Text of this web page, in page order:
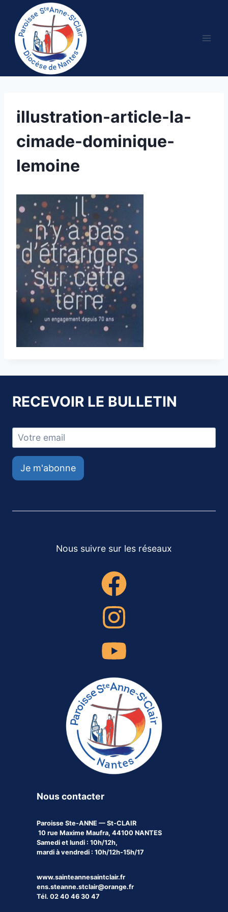
contenu
illustration-article-la-
cimade-dominique-
lemoine
RECEVOIR LE BULLETIN
Je m'abonne
Nous suivre sur les réseaux
Nous contacter
Paroisse Ste-ANNE — St-CLAIR
10 rue Maxime Maufra, 44100 NANTES
Samedi et lundi : 10h/12h,
mardi à vendredi : 10h/12h-15h/17
www.sainteannesaintclair.fr
ens.steanne.stclair@orange.fr
Tél. 02 40 46 30 47